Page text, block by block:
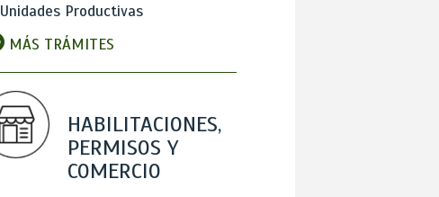
Unidades Productivas
MÁS TRÁMITES
HABILITACIONES,
PERMISOS Y
COMERCIO